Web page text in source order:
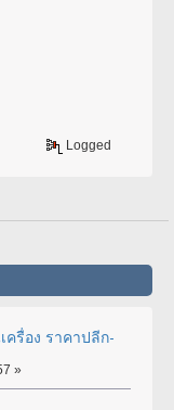
Logged
ครื่อง ราคาปลีก-
»